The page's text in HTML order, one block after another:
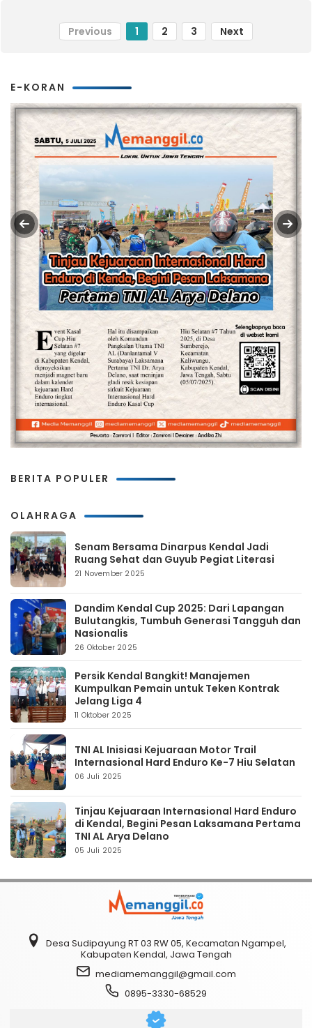
Previous 1 2 3 Next
E-KORAN
BERITA POPULER
OLAHRAGA
Senam Bersama Dinarpus Kendal Jadi
Ruang Sehat dan Guyub Pegiat Literasi
21 November 2025
Dandim Kendal Cup 2025: Dari Lapangan
Bulutangkis, Tumbuh Generasi Tangguh dan
Nasionalis
26 Oktober 2025
Persik Kendal Bangkit! Manajemen
Kumpulkan Pemain untuk Teken Kontrak
Jelang Liga 4
11 Oktober 2025
TNI AL Inisiasi Kejuaraan Motor Trail
Internasional Hard Enduro Ke-7 Hiu Selatan
06 Juli 2025
Tinjau Kejuaraan Internasional Hard Enduro
di Kendal, Begini Pesan Laksamana Pertama
TNI AL Arya Delano
05 Juli 2025
Desa Sudipayung RT 03 RW 05, Kecamatan Ngampel,
Kabupaten Kendal, Jawa Tengah
mediamemanggil@gmail.com
0895-3330-68529